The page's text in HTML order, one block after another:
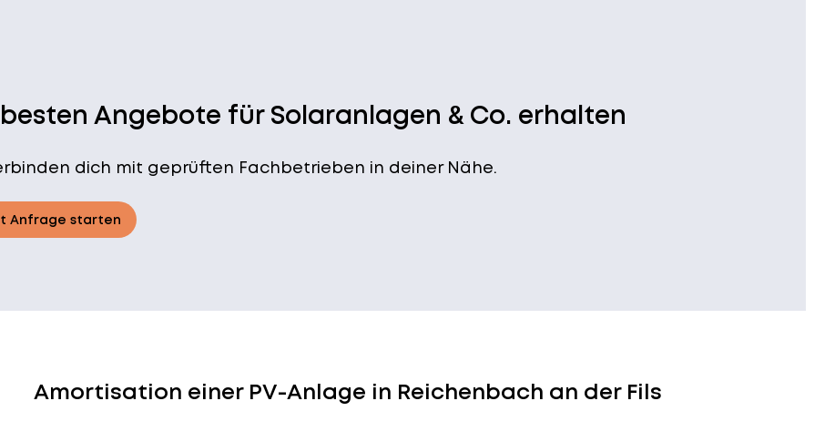
Angebote für Solaranlagen & Co. erhalten
dich mit geprüften Fachbetrieben in deiner Nähe.
Anfrage starten
Amortisation einer PV-Anlage in Reichenbach an der Fils